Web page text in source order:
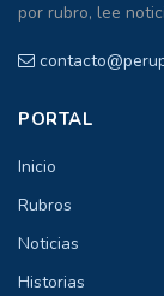
por rubro, lee
PORTAL
Inicio
Rubros
Noticias
Historias